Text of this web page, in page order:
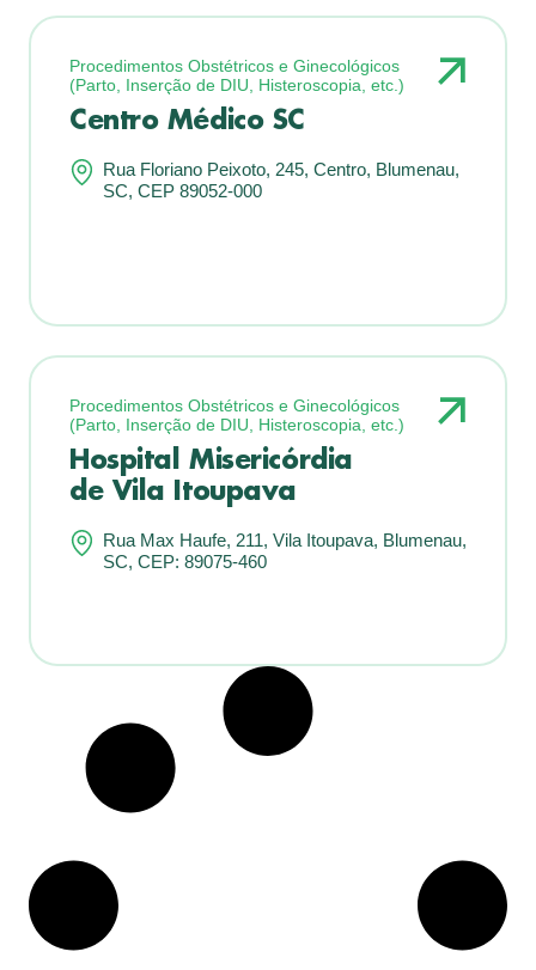
Procedimentos Obstétricos e Ginecológicos
(Parto, Inserção de DIU, Histeroscopia, etc.)
Centro Médico SC
Rua Floriano Peixoto, 245, Centro, Blumenau,
SC, CEP 89052-000
Procedimentos Obstétricos e Ginecológicos
(Parto, Inserção de DIU, Histeroscopia, etc.)
Hospital Misericórdia
de Vila Itoupava
Rua Max Haufe, 211, Vila Itoupava, Blumenau,
SC, CEP: 89075-460